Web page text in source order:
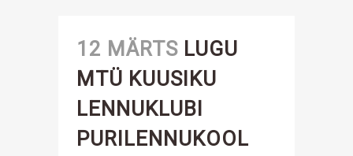
12 MÄRTS LUGU
MTÜ KUUSIKU
LENNUKLUBI
PURILENNUKOOL